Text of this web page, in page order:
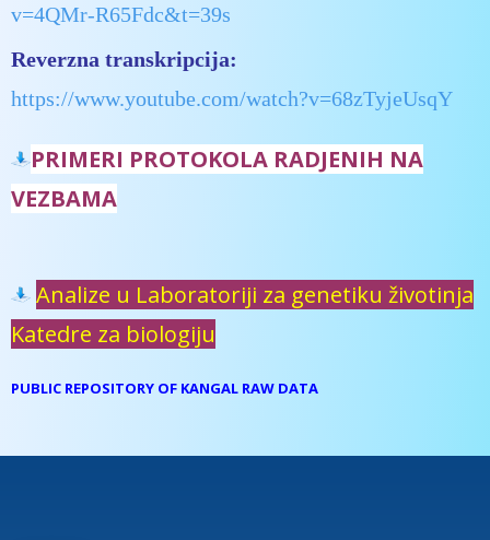
v=4QMr-R65Fdc&t=39s
Reverzna transkripcija:
https://www.youtube.com/watch?v=68zTyjeUsqY
PRIMERI PROTOKOLA RADJENIH NA
VEZBAMA
Analize u Laboratoriji za genetiku životinja
Katedre za biologiju
PUBLIC REPOSITORY OF KANGAL RAW DATA